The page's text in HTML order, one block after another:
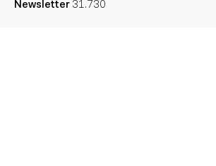
Newsletter 31.730